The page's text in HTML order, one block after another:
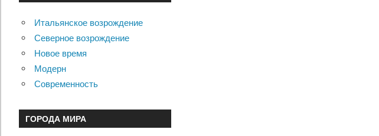
Итальянское возрождение
Северное возрождение
Новое время
Модерн
Современность
ГОРОДА МИРА